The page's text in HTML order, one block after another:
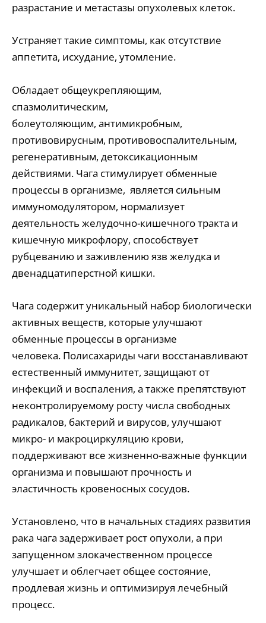
разрастание и метастазы опухолевых клеток.
Устраняет такие симптомы, как отсутствие
аппетита, исхудание, утомление.
Обладает общеукрепляющим,
спазмолитическим,
болеутоляющим, антимикробным,
противовирусным, противовоспалительным,
регенеративным, детоксикационным
действиями. Чага стимулирует обменные
процессы в организме, является сильным
иммуномодулятором, нормализует
деятельность желудочно-кишечного тракта и
кишечную микрофлору, способствует
рубцеванию и заживлению язв желудка и
двенадцатиперстной кишки.
Чага содержит уникальный набор биологически
активных веществ, которые улучшают
обменные процессы в организме
человека. Полисахариды чаги восстанавливают
естественный иммунитет, защищают от
инфекций и воспаления, а также препятствуют
неконтролируемому росту числа свободных
радикалов, бактерий и вирусов, улучшают
микро- и макроциркуляцию крови,
поддерживают все жизненно-важные функции
организма и повышают прочность и
эластичность кровеносных сосудов.
Установлено, что в начальных стадиях развития
рака чага задерживает рост опухоли, а при
запущенном злокачественном процессе
улучшает и облегчает общее состояние,
продлевая жизнь и оптимизируя лечебный
процесс.